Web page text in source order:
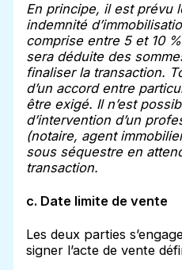
En principe, il est prévu
indemnité
comprise entre 5 et 10
sera déduite des
finaliser la transaction.
d’un accord entre
être exigé. Il n’est
d’intervention d’un
(notaire, agent
sous séquestre en
transaction.
c. Date limite de vente
Les deux parties
signer l’acte de vente